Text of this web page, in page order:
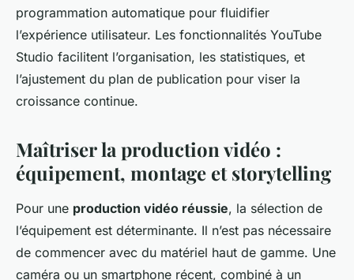
programmation automatique pour fluidifier
l’expérience utilisateur. Les fonctionnalités YouTube
Studio facilitent l’organisation, les statistiques, et
l’ajustement du plan de publication pour viser la
croissance continue.
Maîtriser la production vidéo :
équipement, montage et storytelling
Pour une production vidéo réussie, la sélection de
l’équipement est déterminante. Il n’est pas nécessaire
de commencer avec du matériel haut de gamme. Une
caméra ou un smartphone récent, combiné à un